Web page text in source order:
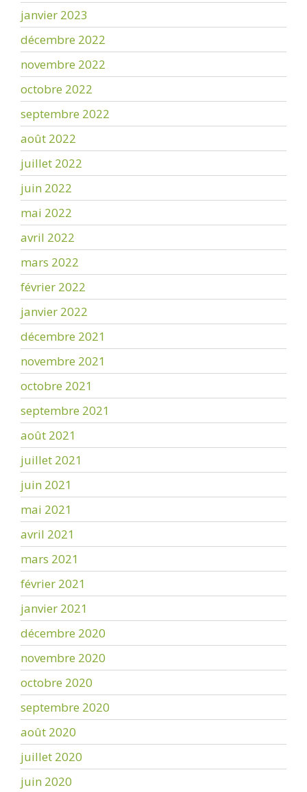
janvier 2023
décembre 2022
novembre 2022
octobre 2022
septembre 2022
août 2022
juillet 2022
juin 2022
mai 2022
avril 2022
mars 2022
février 2022
janvier 2022
décembre 2021
novembre 2021
octobre 2021
septembre 2021
août 2021
juillet 2021
juin 2021
mai 2021
avril 2021
mars 2021
février 2021
janvier 2021
décembre 2020
novembre 2020
octobre 2020
septembre 2020
août 2020
juillet 2020
juin 2020